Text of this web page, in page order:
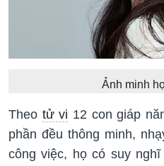
Ảnh minh
Theo tử vi 12 con giáp
phần đều thông minh,
công việc, họ có suy